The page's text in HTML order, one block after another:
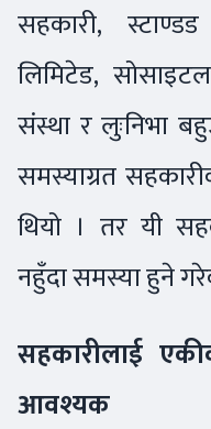
सहकारी,
लिमिटेड,
संस्था र लुःनिभा
समस्याग्रत
थियो । तर यी
नहुँदा समस्या हुने
सहकारीलाई
आवश्यक